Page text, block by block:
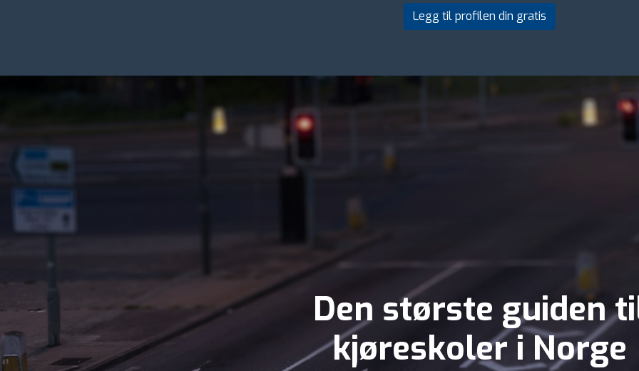
Legg til profilen din gratis
Den største guiden
kjøreskoler i Norge